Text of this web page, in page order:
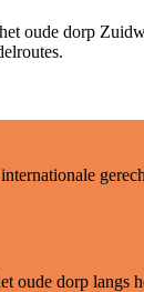
oude dorp
oude dorp